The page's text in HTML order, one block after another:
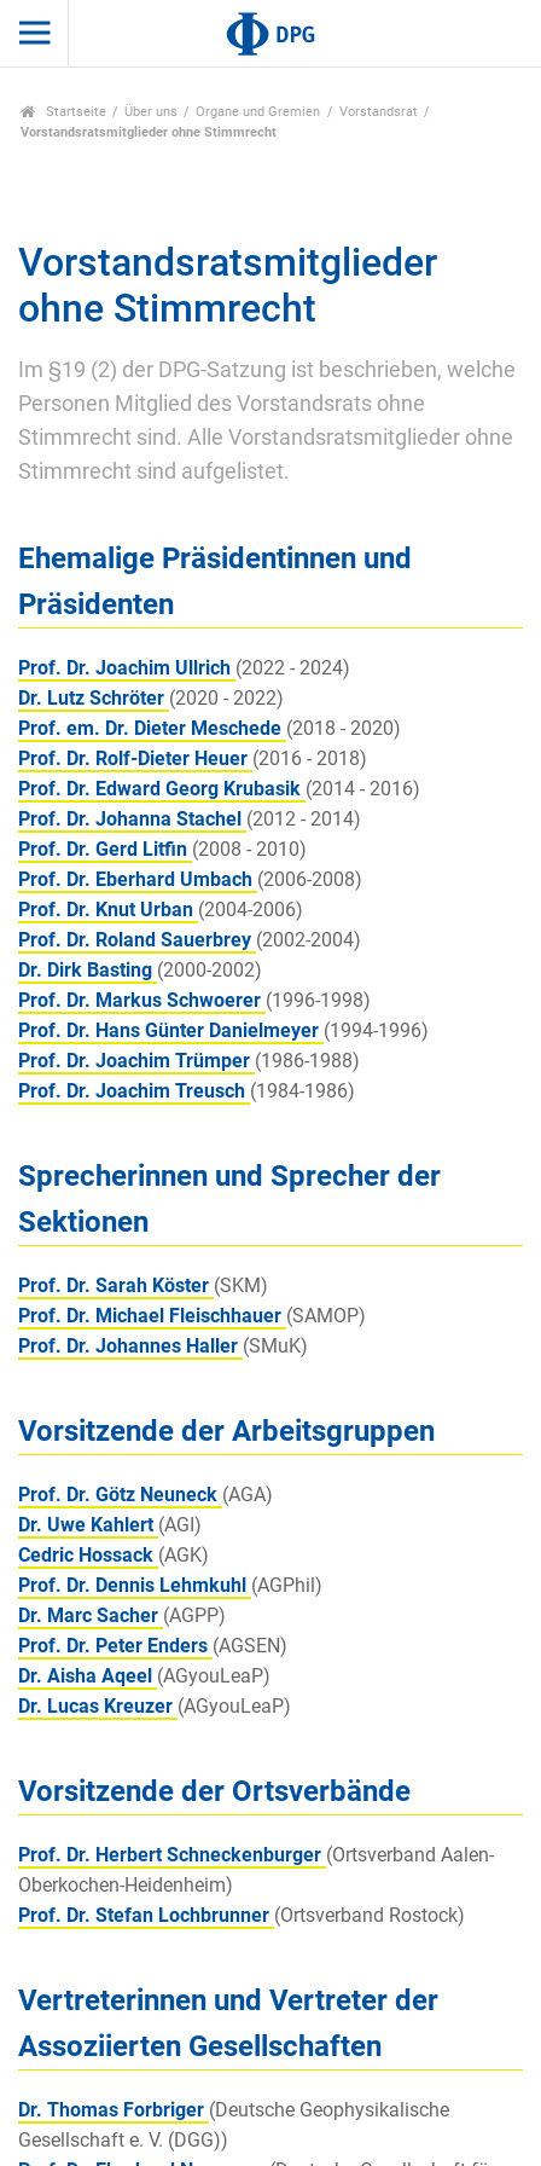
Startseite Über uns Organe und Gremien
Vorstandsrat
Vorstandsratsmitglieder ohne Stimmrecht
Vorstandsratsmitglieder
ohne Stimmrecht
Im §19 (2) der DPG-Satzung ist beschrieben, welche
Personen Mitglied des Vorstandsrats ohne
Stimmrecht sind. Alle Vorstandsratsmitglieder ohne
Stimmrecht sind aufgelistet.
Ehemalige Präsidentinnen und
Präsidenten
Prof. Dr. Joachim Ullrich (2022 - 2024)
Dr. Lutz Schröter (2020 - 2022)
Prof. em. Dr. Dieter Meschede (2018 - 2020)
Prof. Dr. Rolf-Dieter Heuer (2016 - 2018)
Prof. Dr. Edward Georg Krubasik (2014 - 2016)
Prof. Dr. Johanna Stachel (2012 - 2014)
Prof. Dr. Gerd Litfin (2008 - 2010)
Prof. Dr. Eberhard Umbach (2006-2008)
Prof. Dr. Knut Urban (2004-2006)
Prof. Dr. Roland Sauerbrey (2002-2004)
Dr. Dirk Basting (2000-2002)
Prof. Dr. Markus Schwoerer (1996-1998)
Prof. Dr. Hans Günter Danielmeyer (1994-1996)
Prof. Dr. Joachim Trümper (1986-1988)
Prof. Dr. Joachim Treusch (1984-1986)
Sprecherinnen und Sprecher der
Sektionen
Prof. Dr. Sarah Köster (SKM)
Prof. Dr. Michael Fleischhauer (SAMOP)
Prof. Dr. Johannes Haller (SMuK)
Vorsitzende der Arbeitsgruppen
Prof. Dr. Götz Neuneck (AGA)
Dr. Uwe Kahlert (AGI)
Cedric Hossack (AGK)
Prof. Dr. Dennis Lehmkuhl (AGPhil)
Dr. Marc Sacher (AGPP)
Prof. Dr. Peter Enders (AGSEN)
Dr. Aisha Aqeel (AGyouLeaP)
Dr. Lucas Kreuzer (AGyouLeaP)
Vorsitzende der Ortsverbände
Prof. Dr. Herbert Schneckenburger (Ortsverband Aalen-
Oberkochen-Heidenheim)
Prof. Dr. Stefan Lochbrunner (Ortsverband Rostock)
Vertreterinnen und Vertreter der
Assoziierten Gesellschaften
Dr. Thomas Forbriger (Deutsche Geophysikalische
Gesellschaft e. V. (DGG))